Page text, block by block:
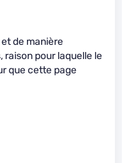
de manière
pour laquelle le
que cette page